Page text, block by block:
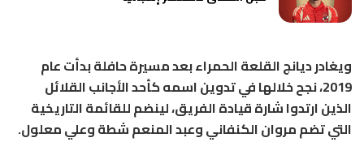
ويغادر ديانج القلعة الحمراء بعد مسيرة حافلة بدأت عام
2019، نجح خلالها في تدوين اسمه كأحد الأجانب القلائل
الذين ارتدوا شارة قيادة الفريق، لينضم للقائمة التاريخية
التي تضم مروان الكنفاني وعبد المنعم شطة وعلي معلول.